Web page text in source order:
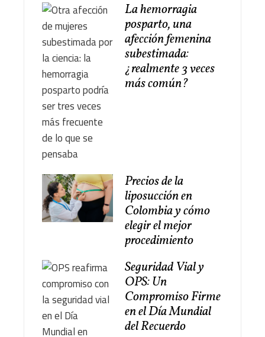
La hemorragia
posparto, una
afección femenina
subestimada:
¿realmente 3 veces
más común?
Precios de la
liposucción en
Colombia y cómo
elegir el mejor
procedimiento
Seguridad Vial y
OPS: Un
Compromiso Firme
en el Día Mundial
del Recuerdo